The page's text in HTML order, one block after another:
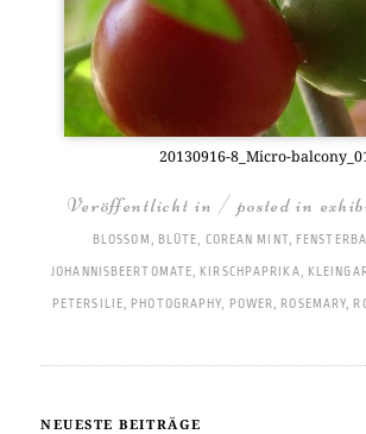
20130916-8_Mi­cro-
Veröffentlicht in / posted in
BLOSSOM , BLÜTE, COREAN MINT,
JOHANNISBEERTOMATE, KIRSCHPAPRIKA,
PETERSILIE, PHOTOGRAPHY, POWER, ROSEMARY,
NEUESTE BEITRÄGE